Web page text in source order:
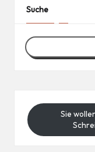
Suche
Sie